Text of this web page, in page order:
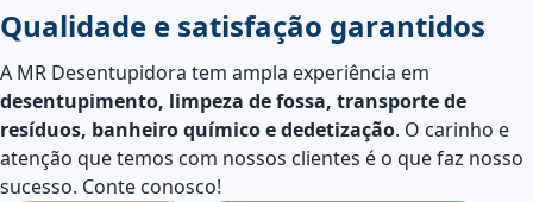
Qualidade e satisfação garantidos
A MR Desentupidora tem ampla experiência em
desentupimento, limpeza de fossa, transporte de
resíduos, banheiro químico e dedetização. O carinho e
atenção que temos com nossos clientes é o que faz nosso
sucesso. Conte conosco!